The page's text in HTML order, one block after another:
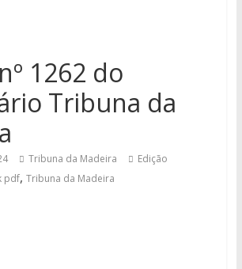
1262 do
Tribuna da
Tribuna da Madeira
Edição
pdf, Tribuna da Madeira